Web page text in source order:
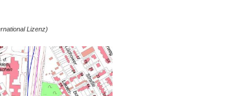
Lizenz)